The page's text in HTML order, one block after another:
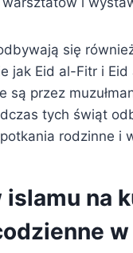
się
jak Eid al-Fitr i
są przez
tych świąt
rodzinne i
islamu na